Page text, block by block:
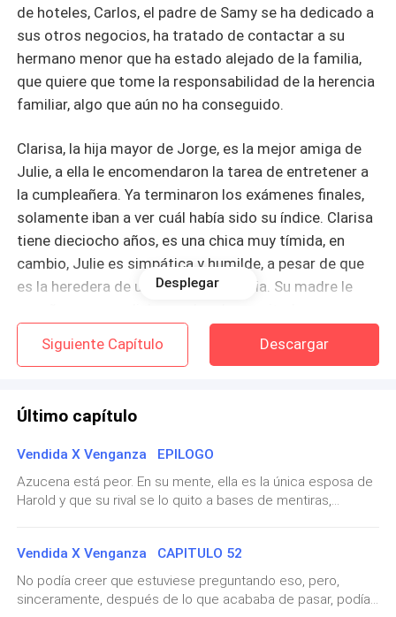
de hoteles, Carlos, el padre de Samy se ha dedicado a
sus otros negocios, ha tratado de contactar a su
hermano menor que ha estado alejado de la familia,
que quiere que tome la responsabilidad de la herencia
familiar, algo que aún no ha conseguido.
Clarisa, la hija mayor de Jorge, es la mejor amiga de
Julie, a ella le encomendaron la tarea de entretener a
la cumpleañera. Ya terminaron los exámenes finales,
solamente iban a ver cuál había sido su índice. Clarisa
tiene dieciocho años, es una chica muy tímida, en
cambio, Julie es simpática y humilde, a pesar de que
es la heredera de una jugosa herencia. Su madre le
ella es un poco ingenua por el hecho de que siempre la
sobreprotegen sus padres.
un año, el primer varoncito de Andrés, quien se ha
vuelto loco con su hijo, ya que después de tanto
Samy y Jorge. Quienes se sometieron a muchos
dos muchachos, que La mayor es Clarisa con apenas
dieciocho años y Jorge Junior de catorce años.
Desplegar
Siguiente Capítulo Descargar
Último capítulo
Vendida X Venganza EPILOGO
Azucena está peor. En su mente, ella es la única esposa de
Harold y que su rival se lo quito a bases de mentiras,
que su primer hijo, ella se inventa que Leticia se lo mato por
celos. Cada vez sus desvaríos son peores. Los
medicamentos no funcionan con ella, sus padres la visitan
casi todos los días. Ellos tienen fe de que su hija, se aliviara
Vendida X Venganza CAPITULO 52
No podía creer que estuviese preguntando eso, pero,
sinceramente, después de lo que acababa de pasar, podía